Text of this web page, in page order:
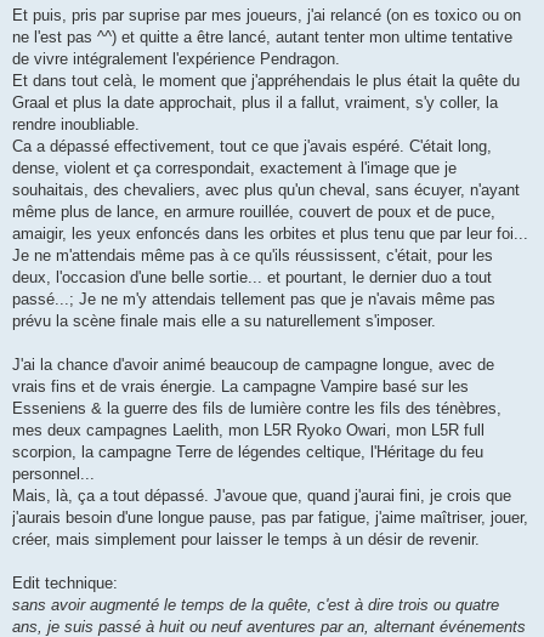
Et puis, pris par suprise par mes joueurs, j'ai relancé (on es toxico ou on
ne l'est pas ^^) et quitte a être lancé, autant tenter mon ultime tentative
de vivre intégralement l'expérience Pendragon.
Et dans tout celà, le moment que j'appréhendais le plus était la quête du
Graal et plus la date approchait, plus il a fallut, vraiment, s'y coller, la
rendre inoubliable.
Ca a dépassé effectivement, tout ce que j'avais espéré. C'était long,
dense, violent et ça correspondait, exactement à l'image que je
souhaitais, des chevaliers, avec plus qu'un cheval, sans écuyer, n'ayant
même plus de lance, en armure rouillée, couvert de poux et de puce,
amaigir, les yeux enfoncés dans les orbites et plus tenu que par leur foi...
Je ne m'attendais même pas à ce qu'ils réussissent, c'était, pour les
deux, l'occasion d'une belle sortie... et pourtant, le dernier duo a tout
passé...; Je ne m'y attendais tellement pas que je n'avais même pas
prévu la scène finale mais elle a su naturellement s'imposer.
J'ai la chance d'avoir animé beaucoup de campagne longue, avec de
vrais fins et de vrais énergie. La campagne Vampire basé sur les
Esseniens & la guerre des fils de lumière contre les fils des ténèbres,
mes deux campagnes Laelith, mon L5R Ryoko Owari, mon L5R full
scorpion, la campagne Terre de légendes celtique, l'Héritage du feu
personnel...
Mais, là, ça a tout dépassé. J'avoue que, quand j'aurai fini, je crois que
j'aurais besoin d'une longue pause, pas par fatigue, j'aime maîtriser, jouer,
créer, mais simplement pour laisser le temps à un désir de revenir.
Edit technique:
sans avoir augmenté le temps de la quête, c'est à dire trois ou quatre
ans, je suis passé à huit ou neuf aventures par an, alternant événements